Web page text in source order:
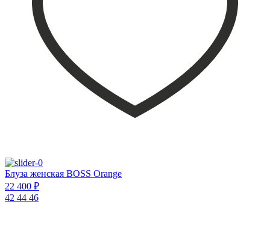
Блуза женская BOSS Orange
22 400 ₽
42 44 46